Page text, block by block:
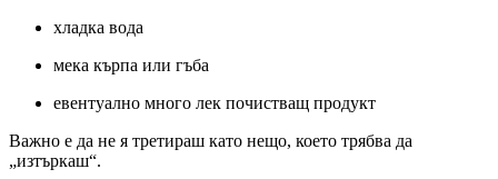
хладка вода
мека кърпа или гъба
евентуално много лек почистващ продукт
Важно е да не я третираш като нещо, което трябва да
„изтъркаш“.